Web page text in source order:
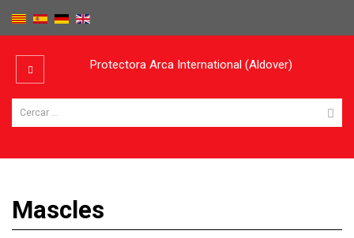
Protectora Arca International (Aldover)
Mascles